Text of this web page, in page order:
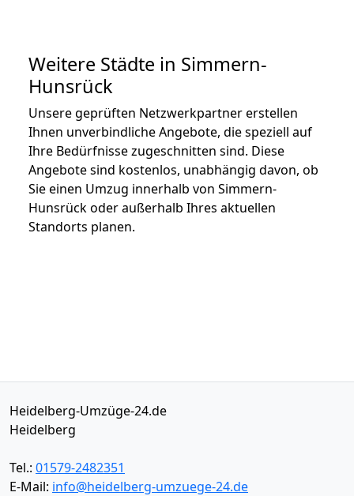
Weitere Städte in Simmern-
Hunsrück
Unsere geprüften Netzwerkpartner erstellen
Ihnen unverbindliche Angebote, die speziell auf
Ihre Bedürfnisse zugeschnitten sind. Diese
Angebote sind kostenlos, unabhängig davon, ob
Sie einen Umzug innerhalb von Simmern-
Hunsrück oder außerhalb Ihres aktuellen
Standorts planen.
Heidelberg-Umzüge-24.de
Heidelberg
Tel.: 01579-2482351
E-Mail: info@heidelberg-umzuege-24.de